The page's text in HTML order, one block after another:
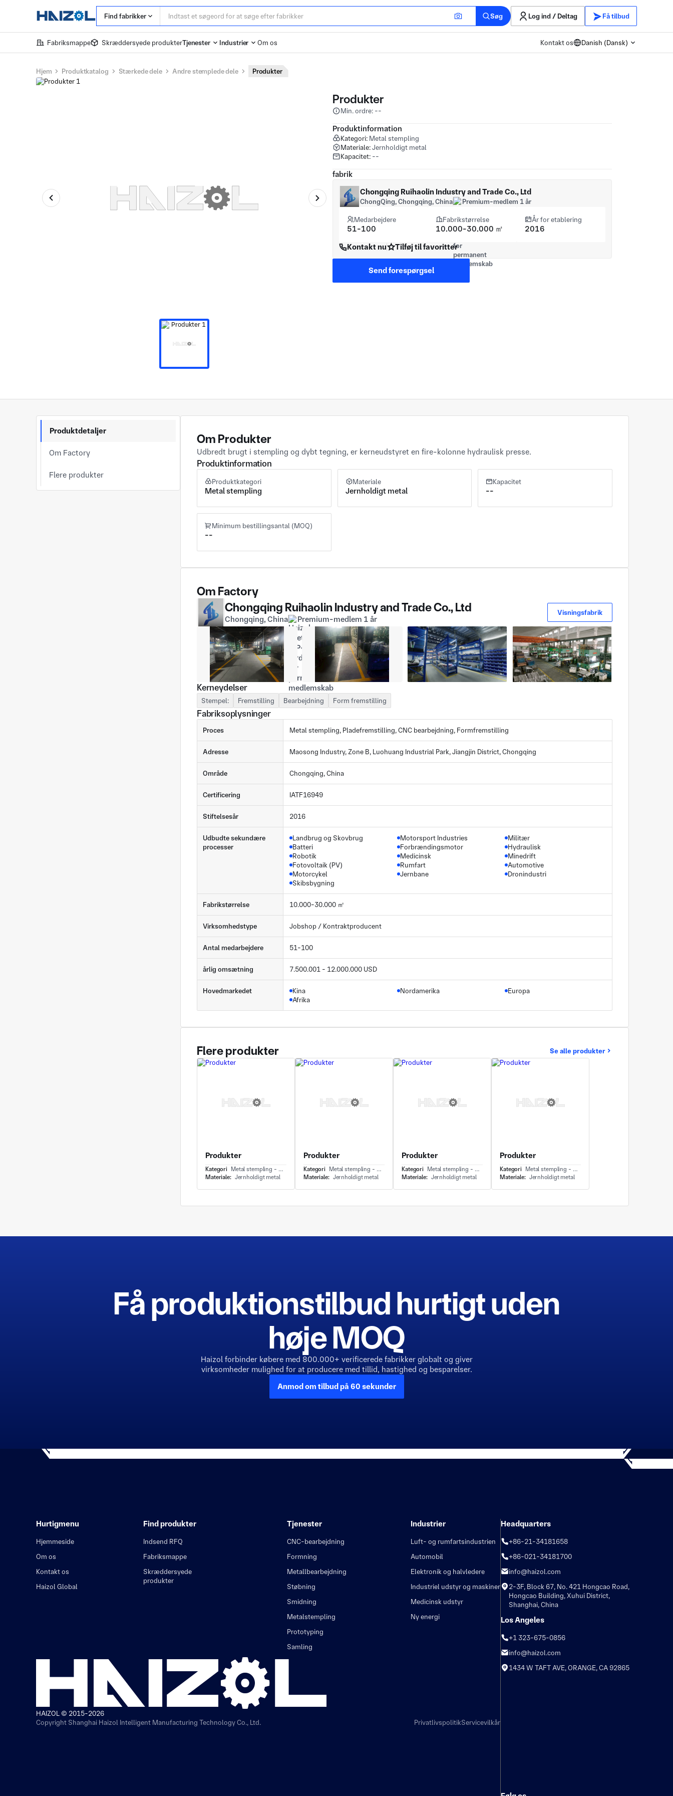
Find fabrikker Søg Log ind / Deltag Få tilbud
Fabriksmappe Skræddersyede produkterTjenester Industrier Om os Kontakt os Danish (Dansk)
Hjem Produktkatalog Stærkede dele Andre stemplede dele Produkter
Produkter
Min. ordre: --
Produktinformation
Kategori: Metal stempling
Materiale:Jernholdigt metal
Kapacitet: --
fabrik
Chongqing Ruihaolin Industry and Trade Co., Ltd
ChongQing, Chongqing, China Premium-medlem 1 år
Medarbejdere
51-100
Fabrikstørrelse
10.000-30.000 ㎡
År for etablering
2016
Kontakt nu
Tilføj til favoritter
Send forespørgsel
Produktdetaljer
Om Factory
Flere produkter
Om Produkter
Udbredt brugt i stempling og dybt tegning, er kerneudstyret en fire-kolonne hydraulisk presse.
Produktinformation
Produktkategori
Metal stempling
Materiale
Jernholdigt metal
Kapacitet
--
Minimum bestillingsantal (MOQ)
--
Om Factory
Chongqing Ruihaolin Industry and Trade Co., Ltd
Chongqing, China Premium-medlem 1 år
Visningsfabrik
Kerneydelser
Stempel: Fremstilling Bearbejdning Form fremstilling
Fabriksoplysninger
Proces Metal stempling, Pladefremstilling, CNC bearbejdning, Formfremstilling
Adresse Maosong Industry, Zone B, Luohuang Industrial Park, Jiangjin District, Chongqing
Område Chongqing, China
Certificering IATF16949
Stiftelsesår 2016
Udbudte sekundære
processer
Landbrug og Skovbrug
Batteri
Robotik
Fotovoltaik (PV)
Motorcykel
Skibsbygning
Motorsport Industries
Forbrændingsmotor
Medicinsk
Rumfart
Jernbane
Militær
Hydraulisk
Minedrift
Automotive
Dronindustri
Fabrikstørrelse 10.000-30.000 ㎡
Virksomhedstype Jobshop / Kontraktproducent
Antal medarbejdere 51-100
årlig omsætning 7.500.001 - 12.000.000 USD
Hovedmarkedet
Kina
Afrika
Nordamerika Europa
Flere produkter Se alle produkter
Produkter
Kategori Metal stempling - Deep draw
Materiale: Jernholdigt metal
Produkter
Kategori Metal stempling - Deep draw
Materiale: Jernholdigt metal
Produkter
Kategori Metal stempling - Deep draw
Materiale: Jernholdigt metal
Produkter
Kategori Metal stempling - Metal stempling
Materiale: Jernholdigt metal
Få produktionstilbud hurtigt uden
høje MOQ
Haizol forbinder købere med 800.000+ verificerede fabrikker globalt og giver
virksomheder mulighed for at producere med tillid, hastighed og besparelser.
Anmod om tilbud på 60 sekunder
Hurtigmenu
Hjemmeside
Om os
Kontakt os
Haizol Global
Find produkter
Indsend RFQ
Fabriksmappe
Skræddersyede
produkter
Tjenester
CNC-bearbejdning
Formning
Metallbearbejdning
Støbning
Smidning
Metalstempling
Prototyping
Samling
Industrier
Luft- og rumfartsindustrien
Automobil
Elektronik og halvledere
Industriel udstyr og maskiner
Medicinsk udstyr
Ny energi
HAIZOL © 2015-2026
Copyright Shanghai Haizol Intelligent Manufacturing Technology Co., Ltd.
PrivatlivspolitikServicevilkår
Headquarters
+86-21-34181658
+86-021-34181700
info@haizol.com
2-3F, Block 67, No. 421 Hongcao Road,
Hongcao Building, Xuhui District,
Shanghai, China
Los Angeles
+1 323-675-0856
info@haizol.com
1434 W TAFT AVE, ORANGE, CA 92865